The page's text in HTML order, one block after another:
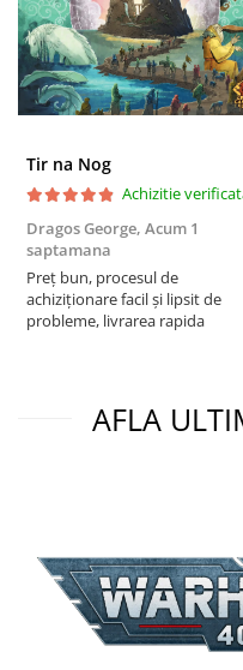
Puzzle 3D
Puzzle 8000 piese
Puzzle 150 piese
Puzzle din lemn
Mandala
Puzzle 24 piese
Puzzle-uri metalice si logice
Puzzle 3 in 1
Puzzle 550 piese
Paints & Tools
Starter Sets
Books and Codex
Tir na Nog
Achizitie
Dragos George, Acum 1
saptamana
Preț bun, procesul de
achiziționare facil și lipsit de
probleme, livrarea rapida
AFLA